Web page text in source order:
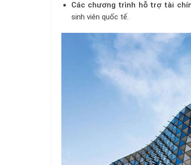
Các chương trình hỗ trợ tài
sinh viên quốc tế.